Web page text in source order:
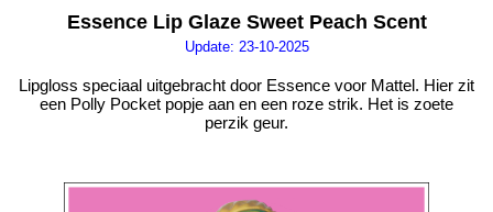
Essence Lip Glaze Sweet Peach Scent
Update: 23-10-2025
Lipgloss speciaal uitgebracht door Essence voor Mattel. Hier zit
een Polly Pocket popje aan en een roze strik. Het is zoete
perzik geur.